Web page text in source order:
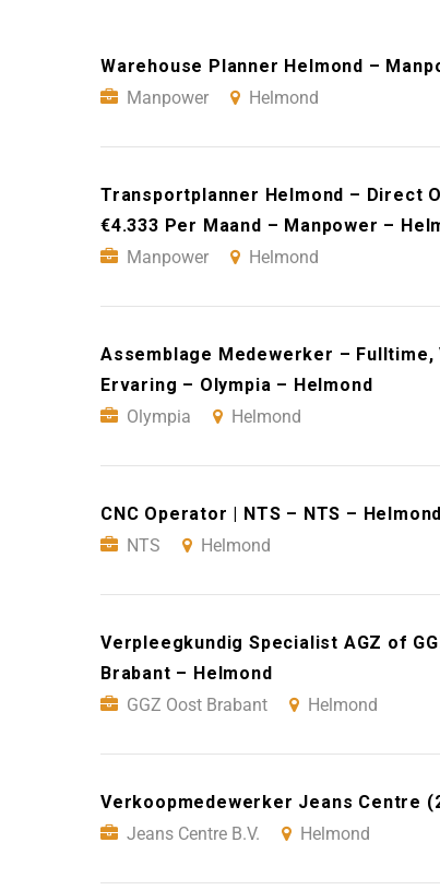
Warehouse Planner Helmond –
Manpower
Helmond
Transportplanner Helmond – Direct
€4.333 Per Maand – Manpower –
Manpower
Helmond
Assemblage Medewerker – Fulltime,
Ervaring – Olympia – Helmond
Olympia
Helmond
CNC Operator | NTS – NTS – Helmond
NTS
Helmond
Verpleegkundig Specialist AGZ of
Brabant – Helmond
GGZ Oost Brabant
Helmond
Verkoopmedewerker Jeans Centre
Jeans Centre B.V.
Helmond